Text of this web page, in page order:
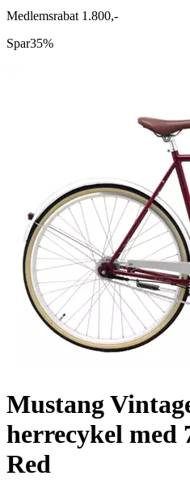
Medlemsrabat 1.800,-
Spar35%
Mustang
herrecykel med
Red